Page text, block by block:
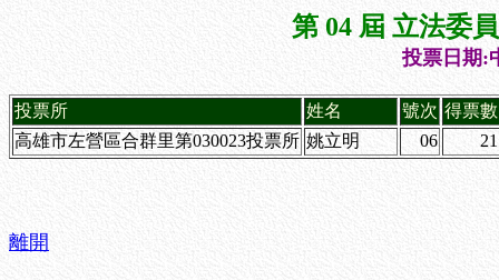
第 04 屆 立法委
投票日期:
投票所 姓名 號次 得票數
高雄市左營區合群里第030023投票所 姚立明 06 21
離開